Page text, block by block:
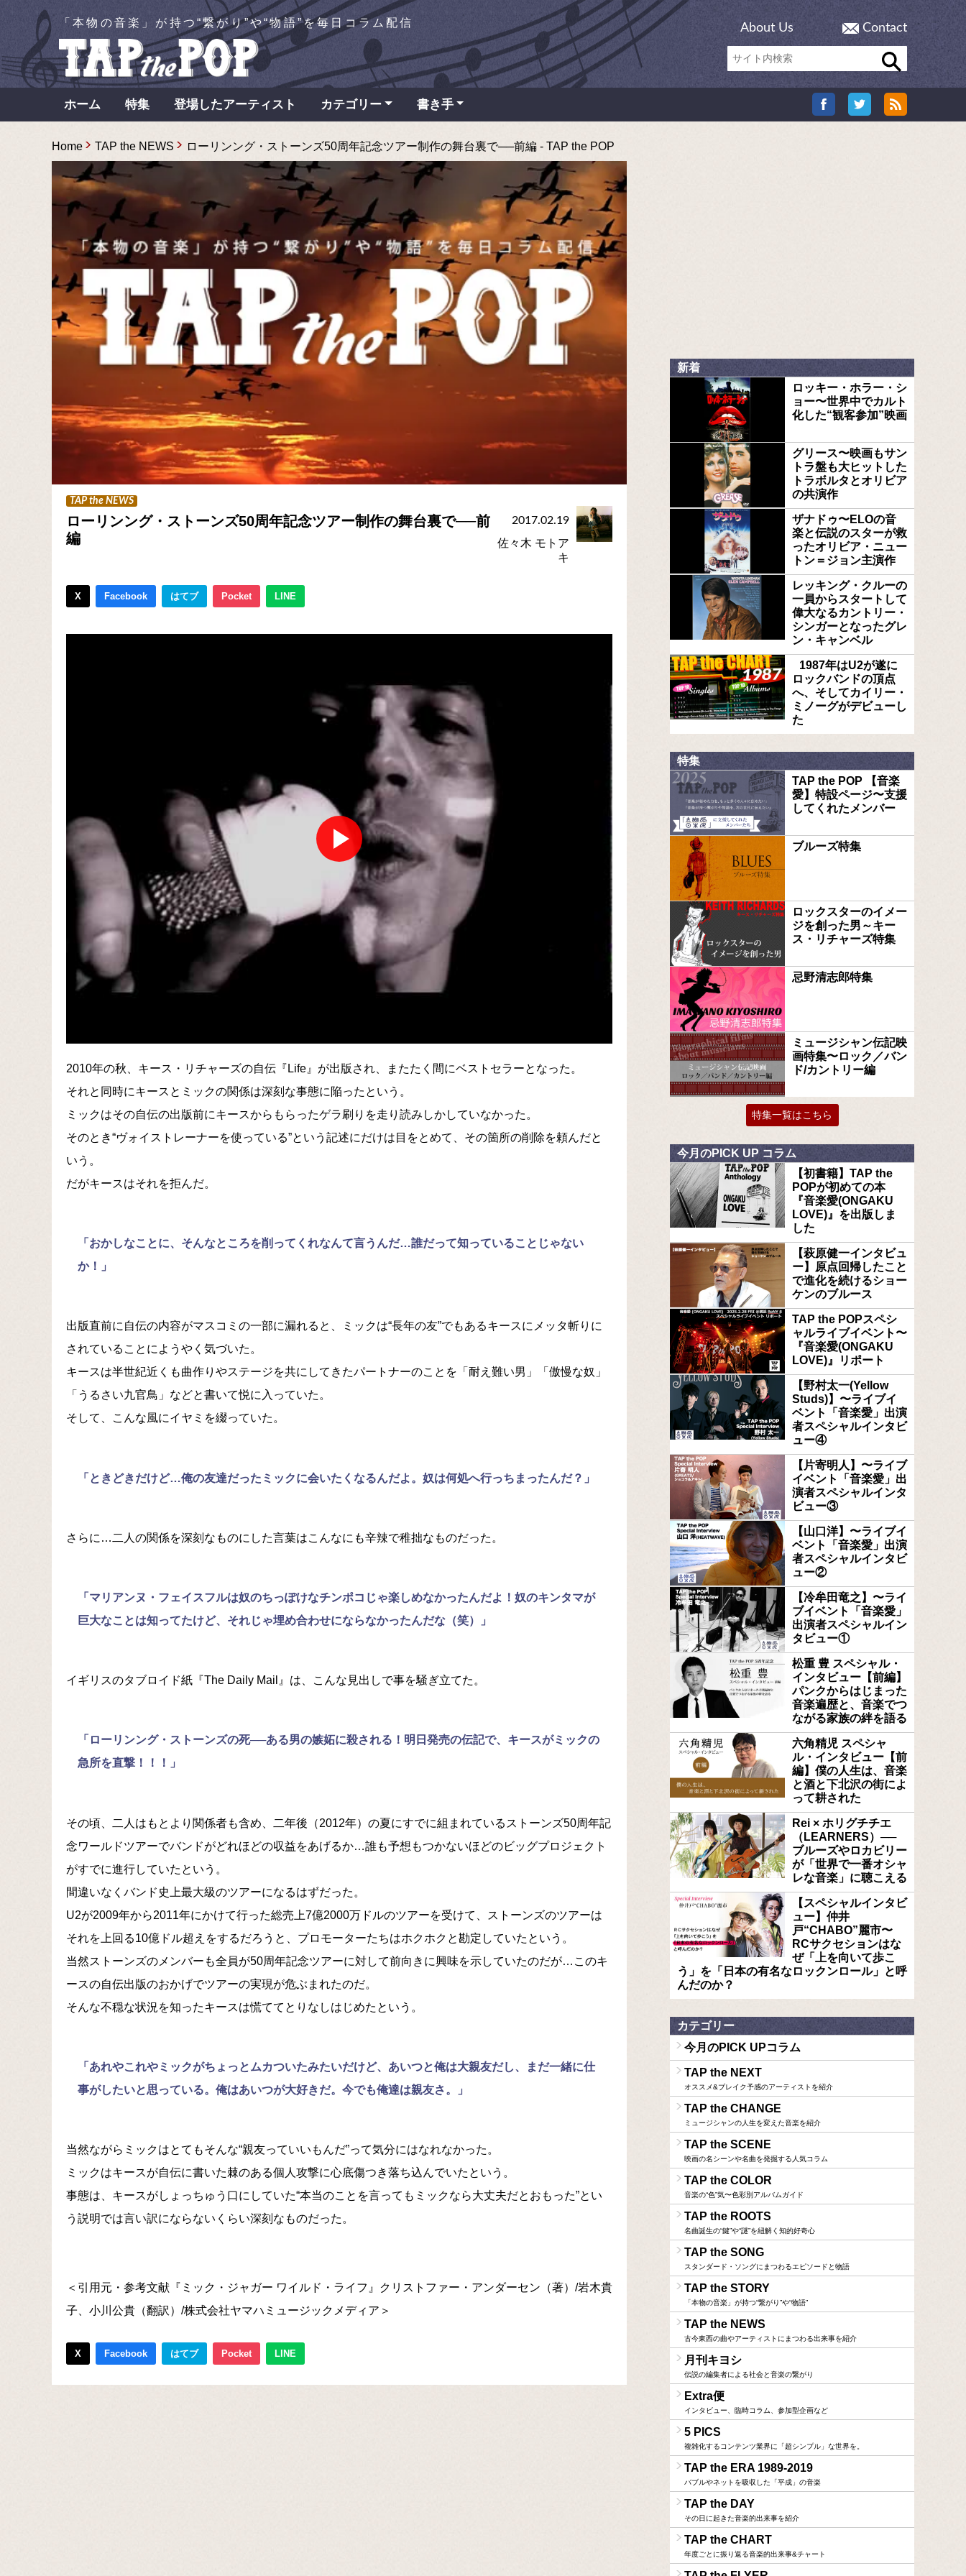
「本物の音楽」が持つ“繋がり”や“物語”を毎日コラム配信 About Us Contact
ホーム 特集 登場したアーティスト カテゴリー 書き手
Home TAP the NEWS ローリンング・ストーンズ50周年記念ツアー制作の舞台裏で──前編 - TAP the POP
TAP the NEWS
ローリンング・ストーンズ50周年記念ツアー制作の舞台裏で──前
編
2017.02.19
佐々木 モトア
キ
X Facebook はてブ Pocket LINE
2010年の秋、キース・リチャーズの自伝『Life』が出版され、またたく間にベストセラーとなった。
それと同時にキースとミックの関係は深刻な事態に陥ったという。
ミックはその自伝の出版前にキースからもらったゲラ刷りを走り読みしかしていなかった。
そのとき“ヴォイストレーナーを使っている”という記述にだけは目をとめて、その箇所の削除を頼んだと
いう。
だがキースはそれを拒んだ。
「おかしなことに、そんなところを削ってくれなんて言うんだ…誰だって知っていることじゃない
か！」
出版直前に自伝の内容がマスコミの一部に漏れると、ミックは“長年の友”でもあるキースにメッタ斬りに
されていることにようやく気づいた。
キースは半世紀近くも曲作りやステージを共にしてきたパートナーのことを「耐え難い男」「傲慢な奴」
「うるさい九官鳥」などと書いて悦に入っていた。
そして、こんな風にイヤミを綴っていた。
「ときどきだけど…俺の友達だったミックに会いたくなるんだよ。奴は何処へ行っちまったんだ？」
さらに…二人の関係を深刻なものにした言葉はこんなにも辛辣で稚拙なものだった。
「マリアンヌ・フェイスフルは奴のちっぽけなチンポコじゃ楽しめなかったんだよ！奴のキンタマが
巨大なことは知ってたけど、それじゃ埋め合わせにならなかったんだな（笑）」
イギリスのタブロイド紙『The Daily Mail』は、こんな見出しで事を騒ぎ立てた。
「ローリンング・ストーンズの死──ある男の嫉妬に殺される！明日発売の伝記で、キースがミックの
急所を直撃！！！」
その頃、二人はもとより関係者も含め、二年後（2012年）の夏にすでに組まれているストーンズ50周年記
念ワールドツアーでバンドがどれほどの収益をあげるか…誰も予想もつかないほどのビッグプロジェクト
がすでに進行していたという。
間違いなくバンド史上最大級のツアーになるはずだった。
U2が2009年から2011年にかけて行った総売上7億2000万ドルのツアーを受けて、ストーンズのツアーは
それを上回る10億ドル超えをするだろうと、プロモーターたちはホクホクと勘定していたという。
当然ストーンズのメンバーも全員が50周年記念ツアーに対して前向きに興味を示していたのだが…このキ
ースの自伝出版のおかげでツアーの実現が危ぶまれたのだ。
そんな不穏な状況を知ったキースは慌ててとりなしはじめたという。
「あれやこれやミックがちょっとムカついたみたいだけど、あいつと俺は大親友だし、まだ一緒に仕
事がしたいと思っている。俺はあいつが大好きだ。今でも俺達は親友さ。」
当然ながらミックはとてもそんな“親友っていいもんだ”って気分にはなれなかった。
ミックはキースが自伝に書いた棘のある個人攻撃に心底傷つき落ち込んでいたという。
事態は、キースがしょっちゅう口にしていた“本当のことを言ってもミックなら大丈夫だとおもった”とい
う説明では言い訳にならないくらい深刻なものだった。
＜引用元・参考文献『ミック・ジャガー ワイルド・ライフ』クリストファー・アンダーセン（著）/岩木貴
子、小川公貴（翻訳）/株式会社ヤマハミュージックメディア＞
X Facebook はてブ Pocket LINE
新着
ロッキー・ホラー・シ
ョー〜世界中でカルト
化した“観客参加”映画
グリース〜映画もサン
トラ盤も大ヒットした
トラボルタとオリビア
の共演作
ザナドゥ〜ELOの音
楽と伝説のスターが救
ったオリビア・ニュー
トン＝ジョン主演作
レッキング・クルーの
一員からスタートして
偉大なるカントリー・
シンガーとなったグレ
ン・キャンベル
1987年はU2が遂に
ロックバンドの頂点
へ、そしてカイリー・
ミノーグがデビューし
た
特集
TAP the POP 【音楽
愛】特設ページ〜支援
してくれたメンバー
ブルーズ特集
ロックスターのイメー
ジを創った男～キー
ス・リチャーズ特集
忌野清志郎特集
ミュージシャン伝記映
画特集〜ロック／バン
ド/カントリー編
特集一覧はこちら
今月のPICK UP コラム
【初書籍】TAP the
POPが初めての本
『音楽愛(ONGAKU
LOVE)』を出版しま
した
【萩原健一インタビュ
ー】原点回帰したこと
で進化を続けるショー
ケンのブルース
TAP the POPスペシ
ャルライブイベント〜
『音楽愛(ONGAKU
LOVE)』リポート
【野村太一(Yellow
Studs)】〜ライブイ
ベント「音楽愛」出演
者スペシャルインタビ
ュー④
【片寄明人】〜ライブ
イベント「音楽愛」出
演者スペシャルインタ
ビュー③
【山口洋】〜ライブイ
ベント「音楽愛」出演
者スペシャルインタビ
ュー②
【冷牟田竜之】〜ライ
ブイベント「音楽愛」
出演者スペシャルイン
タビュー①
松重 豊 スペシャル・
インタビュー【前編】
パンクからはじまった
音楽遍歴と、音楽でつ
ながる家族の絆を語る
六角精児 スペシャ
ル・インタビュー【前
編】僕の人生は、音楽
と酒と下北沢の街によ
って耕された
Rei × ホリグチチエ
（LEARNERS）──
ブルーズやロカビリー
が「世界で一番オシャ
レな音楽」に聴こえる
【スペシャルインタビ
ュー】仲井
戸“CHABO”麗市〜
RCサクセションはな
ぜ「上を向いて歩こ
う」を「日本の有名なロックンロール」と呼
んだのか？
カテゴリー
今月のPICK UPコラム
TAP the NEXT
オススメ&ブレイク予感のアーティストを紹介
TAP the CHANGE
ミュージシャンの人生を変えた音楽を紹介
TAP the SCENE
映画の名シーンや名曲を発掘する人気コラム
TAP the COLOR
音楽の“色”気〜色彩別アルバムガイド
TAP the ROOTS
名曲誕生の“鍵”や“謎”を紐解く知的好奇心
TAP the SONG
スタンダード・ソングにまつわるエピソードと物語
TAP the STORY
「本物の音楽」が持つ“繋がり”や“物語”
TAP the NEWS
古今東西の曲やアーティストにまつわる出来事を紹介
月刊キヨシ
伝説の編集者による社会と音楽の繋がり
Extra便
インタビュー、臨時コラム、参加型企画など
5 PICS
複雑化するコンテンツ業界に「超シンプル」な世界を。
TAP the ERA 1989-2019
バブルやネットを吸収した「平成」の音楽
TAP the DAY
その日に起きた音楽的出来事を紹介
TAP the CHART
年度ごとに振り返る音楽的出来事&チャート